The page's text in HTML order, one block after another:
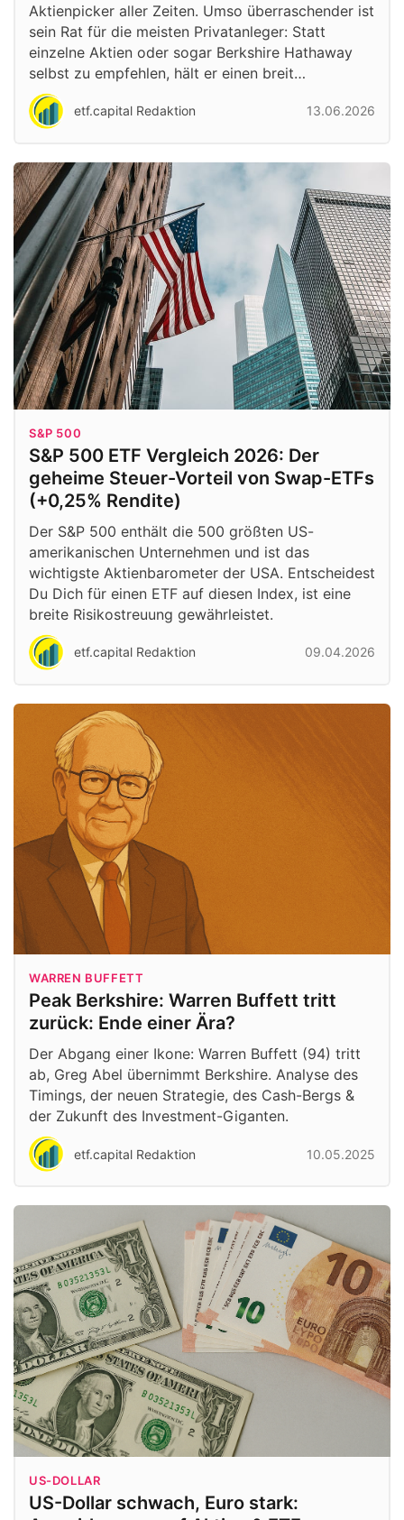
Aktienpicker aller Zeiten. Umso überraschender ist
sein Rat für die meisten Privatanleger: Statt
einzelne Aktien oder sogar Berkshire Hathaway
selbst zu empfehlen, hält er einen breit…
etf.capital Redaktion 13.06.2026
S&P 500
S&P 500 ETF Vergleich 2026: Der
geheime Steuer-Vorteil von Swap-ETFs
(+0,25% Rendite)
Der S&P 500 enthält die 500 größten US-
amerikanischen Unternehmen und ist das
wichtigste Aktienbarometer der USA. Entscheidest
Du Dich für einen ETF auf diesen Index, ist eine
breite Risikostreuung gewährleistet.
etf.capital Redaktion 09.04.2026
WARREN BUFFETT
Peak Berkshire: Warren Buffett tritt
zurück: Ende einer Ära?
Der Abgang einer Ikone: Warren Buffett (94) tritt
ab, Greg Abel übernimmt Berkshire. Analyse des
Timings, der neuen Strategie, des Cash-Bergs &
der Zukunft des Investment-Giganten.
etf.capital Redaktion 10.05.2025
US-DOLLAR
US-Dollar schwach, Euro stark: